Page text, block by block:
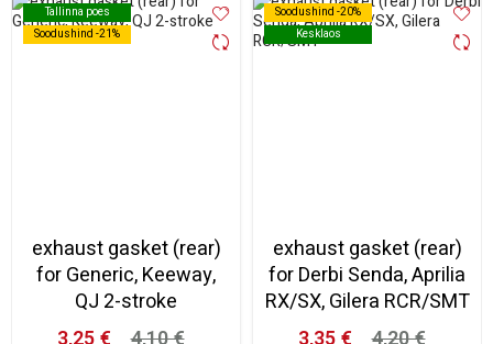
Tallinna poes
Soodushind -21%
Tallinna poes
Soodushind -21%
exhaust gasket (rear)
for Generic, Keeway,
QJ 2-stroke
Soodushind -20%
Kesklaos
Soodushind -20%
Kesklaos
exhaust gasket (rear)
for Derbi Senda, Aprilia
RX/SX, Gilera RCR/SMT